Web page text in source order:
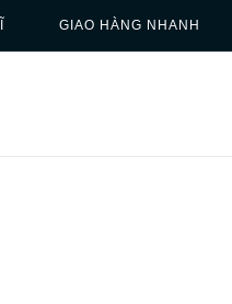
GIAO HÀNG NHANH